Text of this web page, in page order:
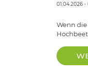
01.04.2026
Wenn